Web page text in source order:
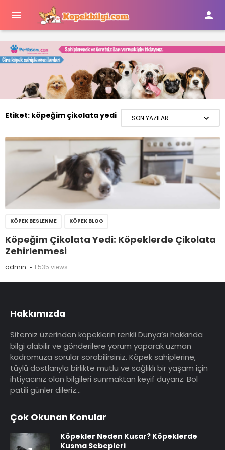
 
Etiket: köpeğim çikolata yedi
KÖPEK BESLENME KÖPEK BLOG
Köpeğim Çikolata Yedi: Köpeklerde Çikolata
Zehirlenmesi
admin 1.535 views
Hakkımızda
Sitemiz üzerinden köpeklerin renkli Dünya’sı hakkında
bilgi alabilir ve gönderilere yorum yaparak uzman
kadromuza sorular sorabilirsiniz. Köpek sahiplerine,
tüylü dostlarıyla birlikte mutlu ve sağlıklı bir yaşam için
ihtiyacınız olan bilgileri sunmaktan keyif duyarız. Bol
patili günler dileriz…
Çok Okunan Konular
Köpekler Neden Kusar? Köpeklerde
Kusma Sebepleri